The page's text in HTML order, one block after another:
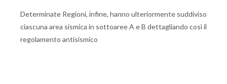
Determinate Regioni, infine, hanno ulteriormente suddiviso
ciascuna area sismica in sottoaree A e B dettagliando così il
regolamento antisismico